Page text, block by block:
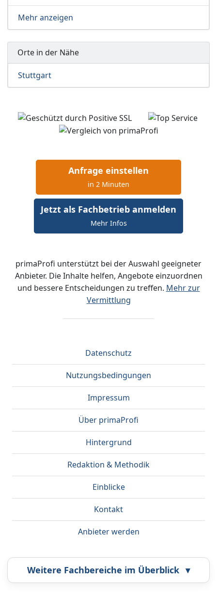
Mehr anzeigen
Orte in der Nähe
Stuttgart
Anfrage einstellen
in 2 Minuten
Jetzt als Fachbetrieb anmelden
Mehr Infos
primaProfi unterstützt bei der Auswahl geeigneter
Anbieter. Die Inhalte helfen, Angebote einzuordnen
und bessere Entscheidungen zu treffen. Mehr zur
Vermittlung
Datenschutz
Nutzungsbedingungen
Impressum
Über primaProfi
Hintergrund
Redaktion & Methodik
Einblicke
Kontakt
Anbieter werden
Weitere Fachbereiche im Überblick ▾